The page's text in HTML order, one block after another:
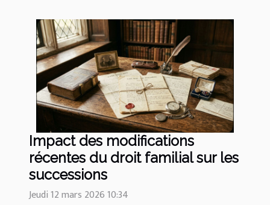
Impact des modifications
récentes du droit familial sur les
successions
Jeudi 12 mars 2026 10:34